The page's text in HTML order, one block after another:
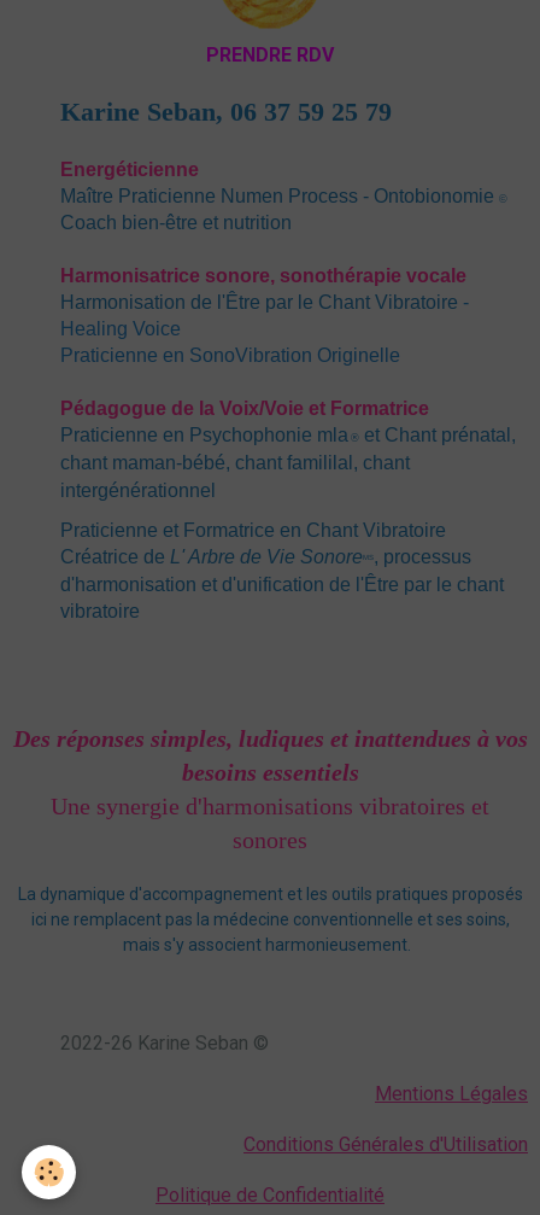
PRENDRE RDV
Karine Seban, 06 37 59 25 79
Energéticienne
Maître Praticienne Numen Process - Ontobionomie ©
Coach bien-être et nutrition
Harmonisatrice sonore, sonothérapie vocale
Harmonisation de l'Être par le Chant Vibratoire -
Healing Voice
Praticienne en SonoVibration Originelle
Pédagogue de la Voix/Voie et Formatrice
Praticienne en Psychophonie mla ® et Chant prénatal,
chant maman-bébé, chant famililal, chant
intergénérationnel
Praticienne et Formatrice en Chant Vibratoire
Créatrice de L' Arbre de Vie Sonore MS, processus
d'harmonisation et d'unification de l'Être par le chant
vibratoire
Des réponses simples, ludiques et inattendues à vos
besoins essentiels
Une synergie d'harmonisations vibratoires et
sonores
La dynamique d'accompagnement et les outils pratiques proposés
ici ne remplacent pas la médecine conventionnelle et ses soins,
mais s'y associent harmonieusement.
2022-26 Karine Seban ©
Mentions Légales
Conditions Générales d'Utilisation
Politique de Confidentialité